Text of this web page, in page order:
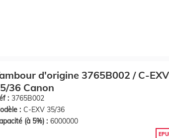
d'origine 3765B002 / C-EXV
36 Canon
: 3765B002
: C-EXV 35/36
(à 5%) : 6000000